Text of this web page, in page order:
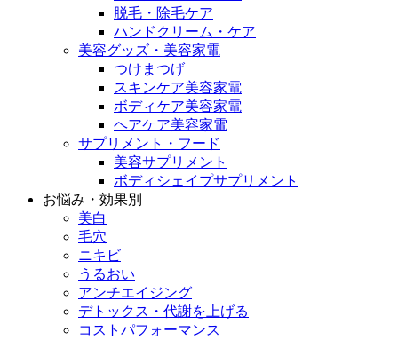
脱毛・除毛ケア
ハンドクリーム・ケア
美容グッズ・美容家電
つけまつげ
スキンケア美容家電
ボディケア美容家電
ヘアケア美容家電
サプリメント・フード
美容サプリメント
ボディシェイプサプリメント
お悩み・効果別
美白
毛穴
ニキビ
うるおい
アンチエイジング
デトックス・代謝を上げる
コストパフォーマンス